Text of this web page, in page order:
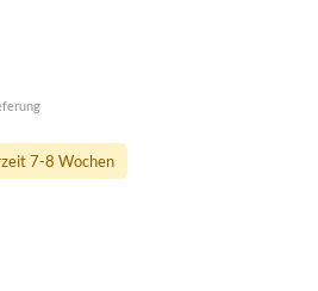
7-8 Wochen